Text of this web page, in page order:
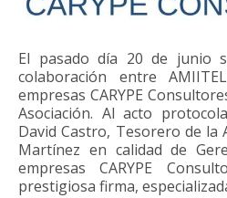
El pasado día 20 de junio
colaboración entre
empresas CARYPE
Asociación. Al acto
David Castro, Tesorero de la
Martínez en calidad de
empresas CARYPE
prestigiosa firma,